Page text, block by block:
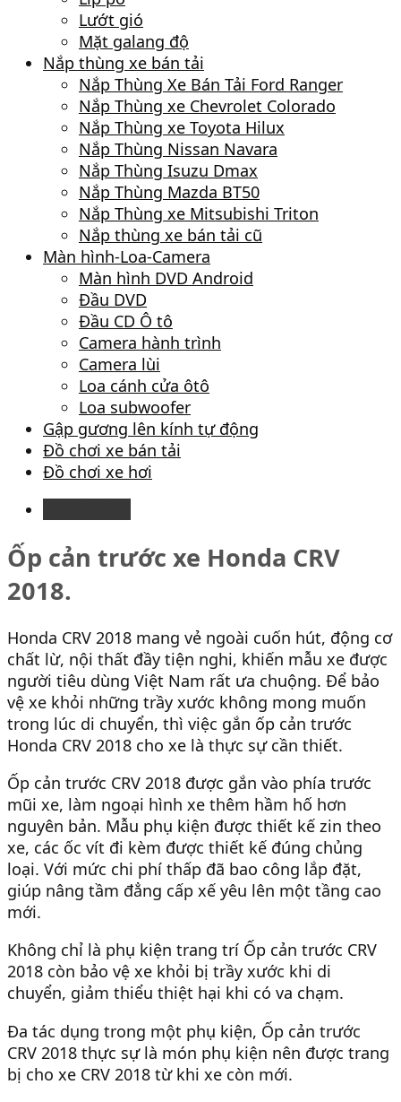
Lướt gió
Mặt galang độ
Nắp thùng xe bán tải
Nắp Thùng Xe Bán Tải Ford Ranger
Nắp Thùng xe Chevrolet Colorado
Nắp Thùng xe Toyota Hilux
Nắp Thùng Nissan Navara
Nắp Thùng Isuzu Dmax
Nắp Thùng Mazda BT50
Nắp Thùng xe Mitsubishi Triton
Nắp thùng xe bán tải cũ
Màn hình-Loa-Camera
Màn hình DVD Android
Đầu DVD
Đầu CD Ô tô
Camera hành trình
Camera lùi
Loa cánh cửa ôtô
Loa subwoofer
Gập gương lên kính tự động
Đồ chơi xe bán tải
Đồ chơi xe hơi
Ốp cản trước xe Honda CRV
2018.
Honda CRV 2018 mang vẻ ngoài cuốn hút, động cơ
chất lừ, nội thất đầy tiện nghi, khiến mẫu xe được
người tiêu dùng Việt Nam rất ưa chuộng. Để bảo
vệ xe khỏi những trầy xước không mong muốn
trong lúc di chuyển, thì việc gắn ốp cản trước
Honda CRV 2018 cho xe là thực sự cần thiết.
Ốp cản trước CRV 2018 được gắn vào phía trước
mũi xe, làm ngoại hình xe thêm hầm hố hơn
nguyên bản. Mẫu phụ kiện được thiết kế zin theo
xe, các ốc vít đi kèm được thiết kế đúng chủng
loại. Với mức chi phí thấp đã bao công lắp đặt,
giúp nâng tầm đẳng cấp xế yêu lên một tầng cao
mới.
Không chỉ là phụ kiện trang trí Ốp cản trước CRV
2018 còn bảo vệ xe khỏi bị trầy xước khi di
chuyển, giảm thiểu thiệt hại khi có va chạm.
Đa tác dụng trong một phụ kiện, Ốp cản trước
CRV 2018 thực sự là món phụ kiện nên được trang
bị cho xe CRV 2018 từ khi xe còn mới.